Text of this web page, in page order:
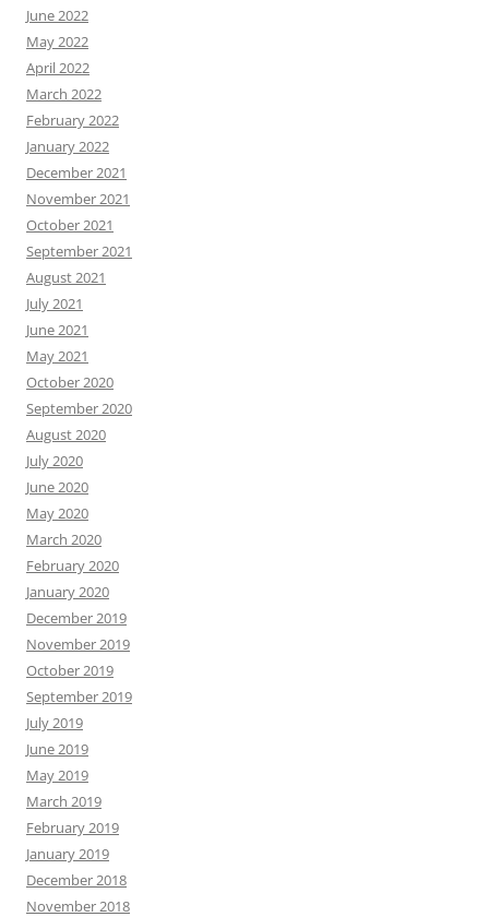
June 2022
May 2022
April 2022
March 2022
February 2022
January 2022
December 2021
November 2021
October 2021
September 2021
August 2021
July 2021
June 2021
May 2021
October 2020
September 2020
August 2020
July 2020
June 2020
May 2020
March 2020
February 2020
January 2020
December 2019
November 2019
October 2019
September 2019
July 2019
June 2019
May 2019
March 2019
February 2019
January 2019
December 2018
November 2018